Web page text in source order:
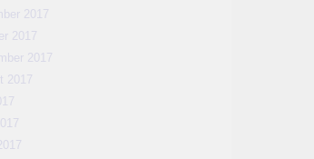
2017
2017
2017
2017